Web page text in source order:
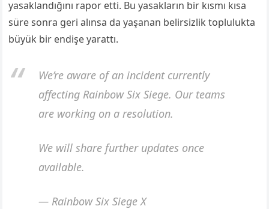
yasaklandığını rapor etti. Bu yasakların bir kısmı kısa
süre sonra geri alınsa da yaşanan belirsizlik toplulukta
büyük bir endişe yarattı.
We’re aware of an incident currently
affecting Rainbow Six Siege. Our teams
are working on a resolution.
We will share further updates once
available.
— Rainbow Six Siege X